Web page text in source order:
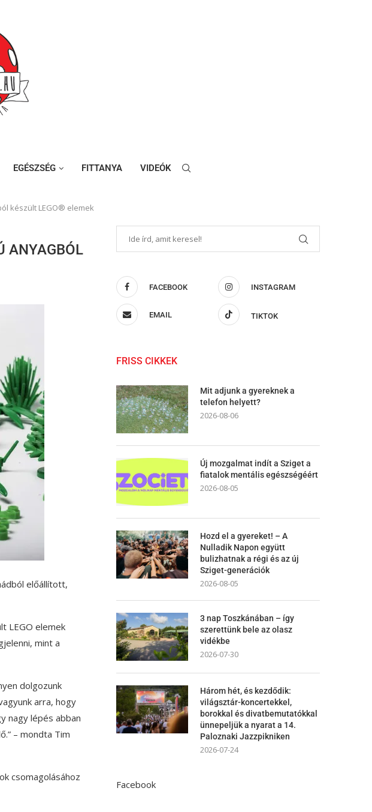
EGÉSZSÉG FITTANYA VIDEÓK
készült LEGO® elemek
ANYAGBÓL
előállított,
LEGO elemek
mint a
dolgozunk
arra, hogy
nagy lépés abban
– mondta Tim
csomagolásához
FACEBOOK INSTAGRAM
EMAIL TIKTOK
FRISS CIKKEK
Mit adjunk a gyereknek a
telefon helyett?
2026-08-06
Új mozgalmat indít a Sziget a
fiatalok mentális egészségéért
2026-08-05
Hozd el a gyereket! – A
Nulladik Napon együtt
bulizhatnak a régi és az új
Sziget-generációk
2026-08-05
3 nap Toszkánában – így
szerettünk bele az olasz
vidékbe
2026-07-30
Három hét, és kezdődik:
világsztár-koncertekkel,
borokkal és divatbemutatókkal
ünnepeljük a nyarat a 14.
Paloznaki Jazzpikniken
2026-07-24
Facebook